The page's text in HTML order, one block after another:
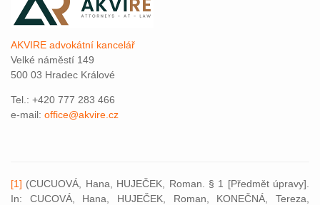
AKVIRE advokátní kancelář
Velké náměstí 149
500 03 Hradec Králové
Tel.: +420 777 283 466
e-mail: office@akvire.cz
[1] (CUCUOVÁ, Hana, HUJEČEK, Roman. § 1 [Předmět úpravy].
In: CUCOVÁ, Hana, HUJEČEK, Roman, KONEČNÁ, Tereza,